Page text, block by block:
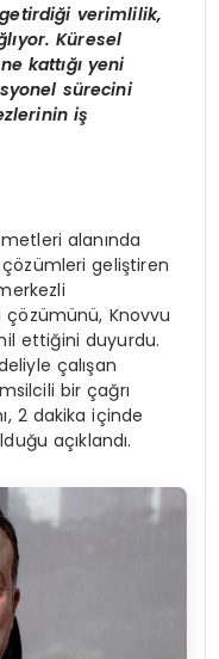
verimlilik,
Küresel
kattığı yeni
sürecini
iş
alanında
geliştiren
çözümünü, Knovvu
ettiğini duyurdu.
çalışan
bir çağrı
2 dakika içinde
açıklandı.